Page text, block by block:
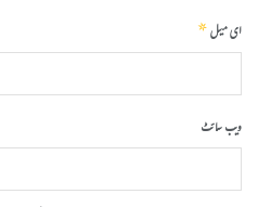
ای میل*
ویب‌ سائٹ